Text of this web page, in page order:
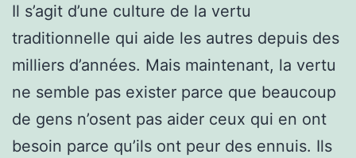
Il s’agit d’une culture de la vertu
traditionnelle qui aide les autres depuis des
milliers d’années. Mais maintenant, la vertu
ne semble pas exister parce que beaucoup
de gens n’osent pas aider ceux qui en ont
besoin parce qu’ils ont peur des ennuis. Ils